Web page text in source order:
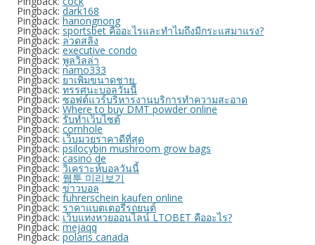
Pingback: dark168
Pingback: hanongnong
Pingback: sportsbet คืออะไรและทำไมถึงมีกระแสมาแรง?
Pingback: ลวดสลิง
Pingback: executive condo
Pingback: พูลวิลล่า
Pingback: namo333
Pingback: ยาเพิ่มขนาดชาย
Pingback: ทรรศนะบอลวันนี้
Pingback: ซอฟต์แวร์บริหารงานบริการทำความสะอาด
Pingback: Where to buy DMT powder online
Pingback: รับทำเว็บไซต์
Pingback: cornhole
Pingback: เว็บมวยราคาดีที่สุด
Pingback: psilocybin mushroom grow bags
Pingback: casino de
Pingback: วิเคราะห์บอลวันนี้
Pingback: 웹툰 미리보기
Pingback: ข่าวบอล
Pingback: führerschein kaufen online
Pingback: ราคาแบตเตอรี่รถยนต์
Pingback: เว็บแทงหวยออนไลน์ LTOBET คืออะไร?
Pingback: mejaqq
Pingback: polaris canada